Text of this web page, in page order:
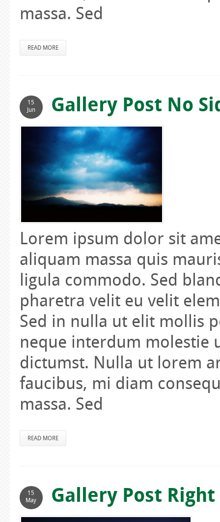
massa. Sed
READ MORE
15
Jun
Gallery Post No
Lorem ipsum dolor sit
aliquam massa quis
ligula commodo. Sed
pharetra velit eu velit
Sed in nulla ut elit mollis
neque interdum molestie
dictumst. Nulla ut lorem
faucibus, mi diam
massa. Sed
READ MORE
15
May
Gallery Post